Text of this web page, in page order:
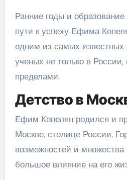
Ранние годы и
пути к успеху Ефима
одним из самых известных
ученых не только в России,
пределами.
Детство в
Ефим Копелян родился и
Москве, столице России.
возможностей и множества
большое влияние на его